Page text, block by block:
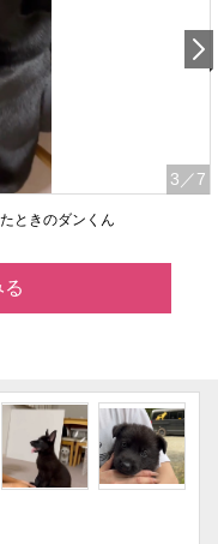
3 ／7
ときのダンくん